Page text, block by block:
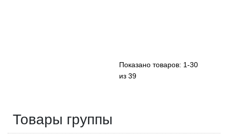
Показано товаров: 1-30
из 39
Товары группы